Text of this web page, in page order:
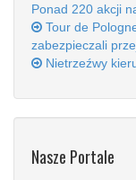
Ponad 220 akcji
Tour de
zabezpieczali
Nietrzeźwy
Nasze Portale